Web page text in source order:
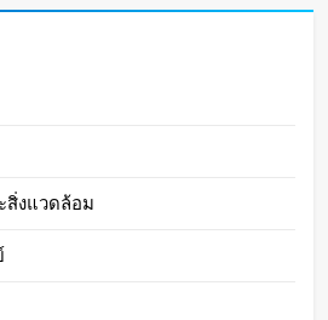
Bank 12,000mAh ชาร์จ
C ในตัว
สิ่งแวดล้อม